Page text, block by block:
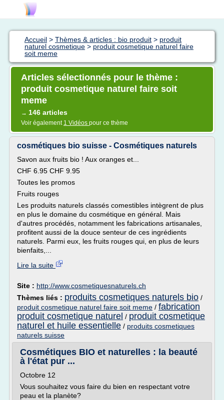
Accueil > Thèmes & articles : bio produit > produit
naturel cosmetique > produit cosmetique naturel faire
soit meme
Articles sélectionnés pour le thème :
produit cosmetique naturel faire soit
meme
→ 146 articles
Voir également 1 Vidéos pour ce thème
cosmétiques bio suisse - Cosmétiques naturels
Savon aux fruits bio ! Aux oranges et...
CHF 6.95 CHF 9.95
Toutes les promos
Fruits rouges
Les produits naturels classés comestibles intègrent de plus
en plus le domaine du cosmétique en général. Mais
d'autres procédés, notamment les fabrications artisanales,
profitent aussi de la douce senteur de ces ingrédients
naturels. Parmi eux, les fruits rouges qui, en plus de leurs
bienfaits,...
Lire la suite
Site : http://www.cosmetiquesnaturels.ch
Thèmes liés : produits cosmetiques naturels bio /
produit cosmetique naturel faire soit meme / fabrication
produit cosmetique naturel / produit cosmetique
naturel et huile essentielle / produits cosmetiques
naturels suisse
Cosmétiques BIO et naturelles : la beauté
à l'état pur ...
Octobre 12
Vous souhaitez vous faire du bien en respectant votre
peau et la planète?